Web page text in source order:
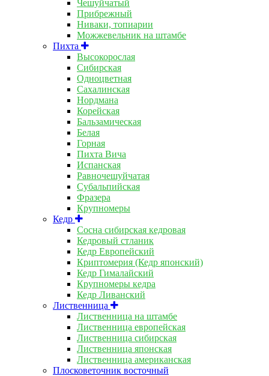
Чешуйчатый
Прибрежный
Ниваки, топиарии
Можжевельник на штамбе
Пихта
Высокорослая
Сибирская
Одноцветная
Сахалинская
Нордмана
Корейская
Бальзамическая
Белая
Горная
Пихта Вича
Испанская
Равночешуйчатая
Субальпийская
Фразера
Крупномеры
Кедр
Сосна сибирская кедровая
Кедровый стланик
Кедр Европейский
Криптомерия (Кедр японский)
Кедр Гималайский
Крупномеры кедра
Кедр Ливанский
Лиственница
Лиственница на штамбе
Лиственница европейская
Лиственница сибирская
Лиственница японская
Лиственница американская
Плосковеточник восточный